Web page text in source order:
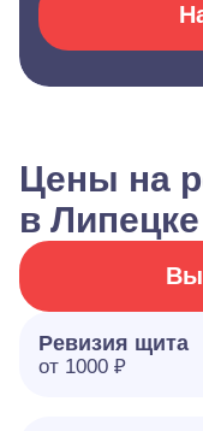
Цены на
в Липецке
Ревизия щита
от 1000 ₽